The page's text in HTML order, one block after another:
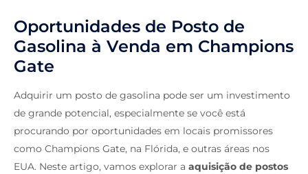
Oportunidades de Posto de
Gasolina à Venda em Champions
Gate
Adquirir um posto de gasolina pode ser um investimento
de grande potencial, especialmente se você está
procurando por oportunidades em locais promissores
como Champions Gate, na Flórida, e outras áreas nos
EUA. Neste artigo, vamos explorar a aquisição de postos